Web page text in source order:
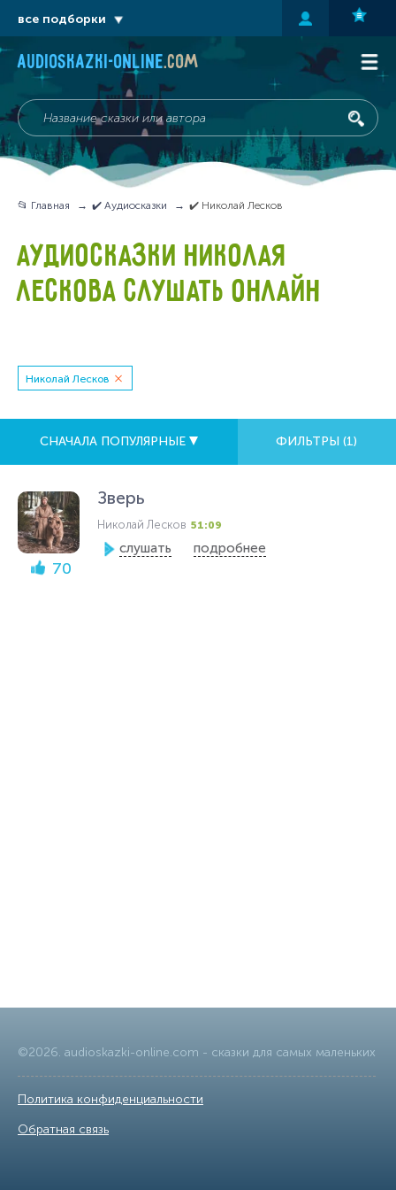
audioskazki-online.com
📂 Главная ✔️ Аудиосказки ✔️ Николай Лесков
АУДИОСКАЗКИ НИКОЛАЯ
ЛЕСКОВА СЛУШАТЬ ОНЛАЙН
Николай Лесков
СНАЧАЛА ПОПУЛЯРНЫЕ ФИЛЬТРЫ (1)
70
Зверь
Николай Лесков 51:09
слушать подробнее
©2026. audioskazki-online.com - сказки для самых маленьких
Политика конфиденциальности
Обратная связь
все подборки